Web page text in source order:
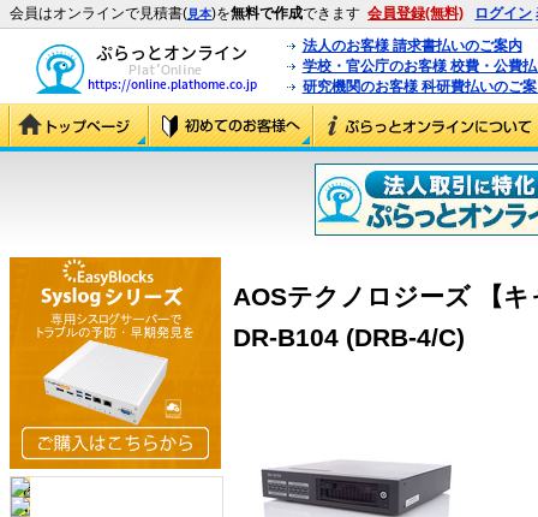
会員はオンラインで見積書(見本)を無料で作成できます 会員登録(無料) ログイン
法人のお客様 請求書払いのご案内
学校・官公庁のお客様 校費・公費
研究機関のお客様 科研費払いのご
AOSテクノロジーズ 【
DR-B104 (DRB-4/C)